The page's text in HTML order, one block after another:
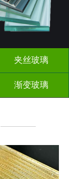
夹丝玻璃
渐变玻璃